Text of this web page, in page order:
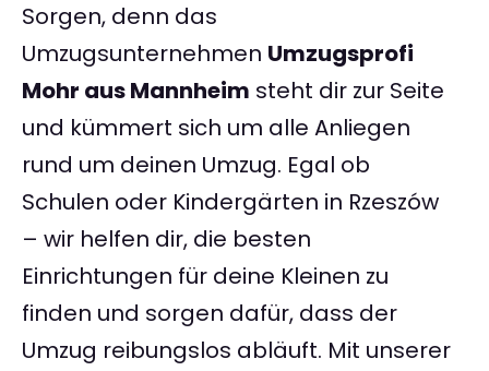
Sorgen, denn das
Umzugsunternehmen Umzugsprofi
Mohr aus Mannheim steht dir zur Seite
und kümmert sich um alle Anliegen
rund um deinen Umzug. Egal ob
Schulen oder Kindergärten in Rzeszów
– wir helfen dir, die besten
Einrichtungen für deine Kleinen zu
finden und sorgen dafür, dass der
Umzug reibungslos abläuft. Mit unserer